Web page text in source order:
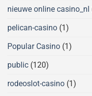
nieuwe online casino_nl
pelican-casino (1)
Popular Casino (1)
public (120)
rodeoslot-casino (1)